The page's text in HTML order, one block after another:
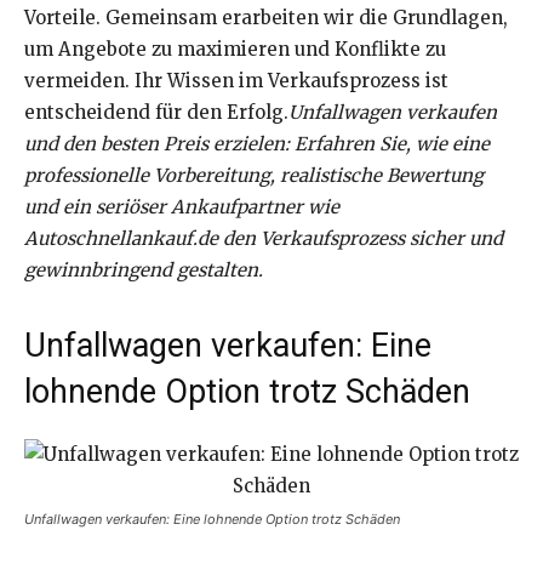
Vorteile. Gemeinsam erarbeiten wir die Grundlagen,
um Angebote zu maximieren und Konflikte zu
vermeiden. Ihr Wissen im Verkaufsprozess ist
entscheidend für den Erfolg.Unfallwagen verkaufen
und den besten Preis erzielen: Erfahren Sie, wie eine
professionelle Vorbereitung, realistische Bewertung
und ein seriöser Ankaufpartner wie
Autoschnellankauf.de den Verkaufsprozess sicher und
gewinnbringend gestalten.
Unfallwagen verkaufen: Eine
lohnende Option trotz Schäden
Unfallwagen verkaufen: Eine lohnende Option trotz Schäden